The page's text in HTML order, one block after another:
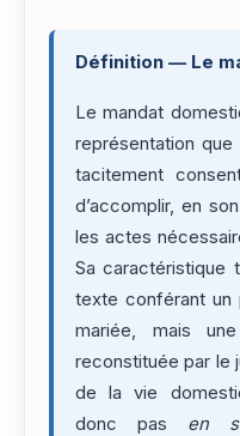
Définition — Le
Le mandat
représentation
tacitement
d’accomplir, en
les actes
Sa caractéristique
texte conférant un
mariée, mais
reconstituée par le
de la vie
donc pas en